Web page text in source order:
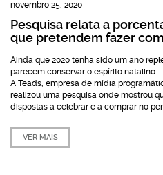
novembro 25, 2020
Pesquisa relata a
que pretendem fazer
Ainda que 2020 tenha sido um ano
parecem conservar o espírito natalino.
A Teads, empresa de mídia
realizou uma pesquisa onde mostrou
dispostas a celebrar e a comprar no
VER MAIS